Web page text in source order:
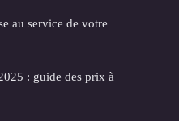
au service de votre
: guide des prix à